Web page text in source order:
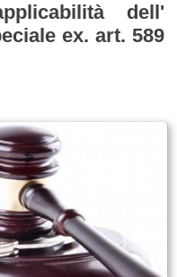
dell'
ex. art. 589